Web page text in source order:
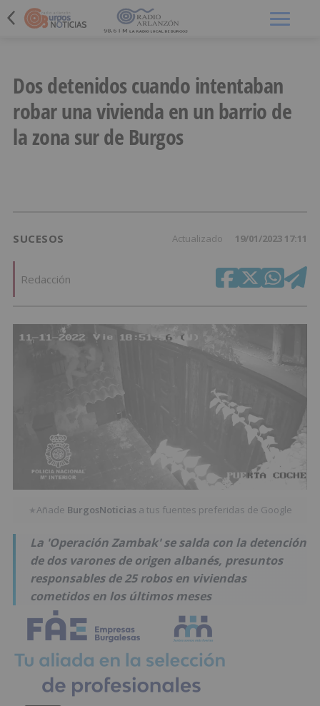
Dos detenidos cuando intentaban
robar una vivienda en un barrio de
la zona sur de Burgos
SUCESOS Actualizado 19/01/2023 17:11
Redacción
★Añade BurgosNoticias a tus fuentes preferidas de Google
La 'Operación Zambak' se salda con la detención
de dos varones de origen albanés, presuntos
responsables de 25 robos en viviendas
cometidos en los últimos meses